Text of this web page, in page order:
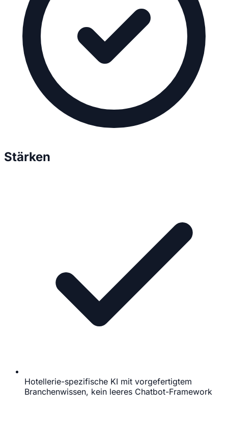
Stärken
Hotellerie-spezifische KI mit vorgefertigtem
Branchenwissen, kein leeres Chatbot-Framework